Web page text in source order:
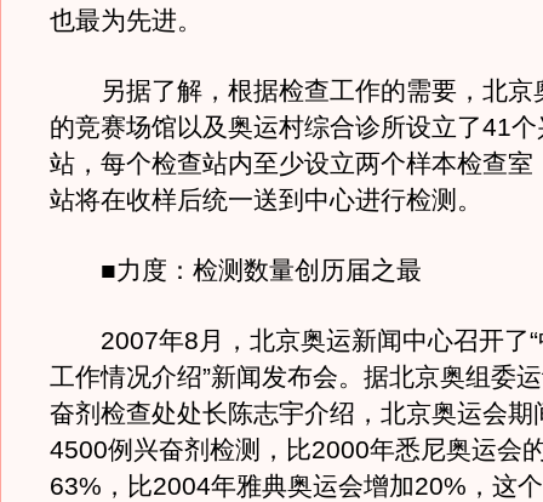
也最为先进。
另据了解，根据检查工作的需要，北京
的竞赛场馆以及奥运村综合诊所设立了41
站，每个检查站内至少设立两个样本检查室
站将在收样后统一送到中心进行检测。
■力度：检测数量创历届之最
2007年8月，北京奥运新闻中心召开了“
工作情况介绍”新闻发布会。据北京奥组委
奋剂检查处处长陈志宇介绍，北京奥运会期
4500例兴奋剂检测，比2000年悉尼奥运会
63%，比2004年雅典奥运会增加20%，这